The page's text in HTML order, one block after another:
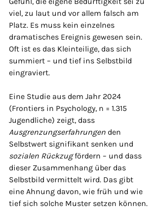
viel, zu laut und vor allem falsch am
Platz. Es muss kein einzelnes
dramatisches Ereignis gewesen sein.
Oft ist es das Kleinteilige, das sich
summiert – und tief ins Selbstbild
eingraviert.
Eine Studie aus dem Jahr 2024
(Frontiers in Psychology, n = 1.315
Jugendliche) zeigt, dass
Ausgrenzungserfahrungen den
Selbstwert signifikant senken und
sozialen Rückzug fördern – und dass
dieser Zusammenhang über das
Selbstbild vermittelt wird. Das gibt
eine Ahnung davon, wie früh und wie
tief sich solche Muster setzen können.